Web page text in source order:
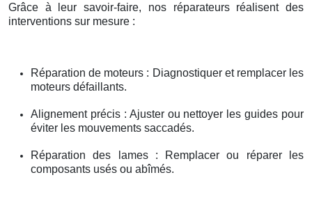
Grâce à leur savoir-faire, nos réparateurs réalisent des
interventions sur mesure :
Réparation de moteurs : Diagnostiquer et remplacer les
moteurs défaillants.
Alignement précis : Ajuster ou nettoyer les guides pour
éviter les mouvements saccadés.
Réparation des lames : Remplacer ou réparer les
composants usés ou abîmés.